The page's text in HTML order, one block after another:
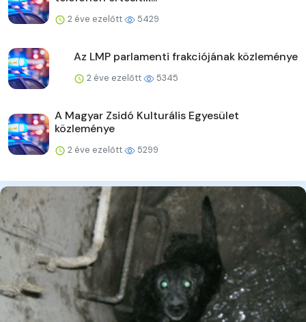
2 éve ezelőtt 5429
Az LMP parlamenti frakciójának közleménye
2 éve ezelőtt 5345
A Magyar Zsidó Kulturális Egyesület
közleménye
2 éve ezelőtt 5299